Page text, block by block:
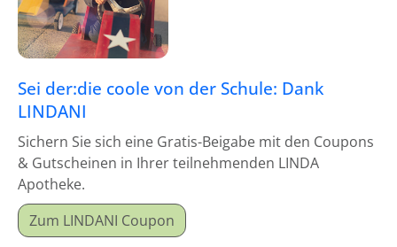
Sei der:die coole von der Schule: Dank
LINDANI
Sichern Sie sich eine Gratis-Beigabe mit den Coupons
& Gutscheinen in Ihrer teilnehmenden LINDA
Apotheke.
Zum LINDANI Coupon